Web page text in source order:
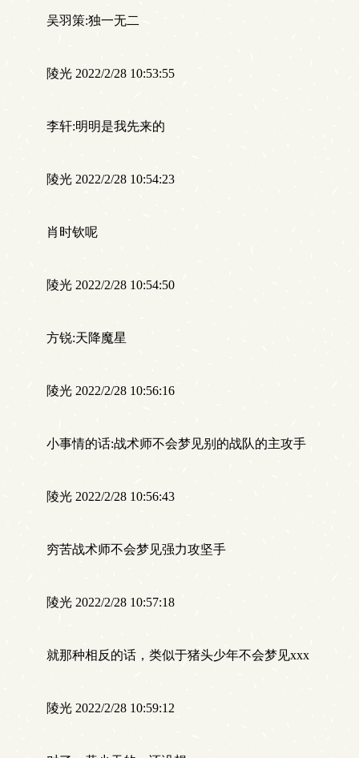
吴羽策:独一无二
陵光 2022/2/28 10:53:55
李轩:明明是我先来的
陵光 2022/2/28 10:54:23
肖时钦呢
陵光 2022/2/28 10:54:50
方锐:天降魔星
陵光 2022/2/28 10:56:16
小事情的话:战术师不会梦见别的战队的主攻手
陵光 2022/2/28 10:56:43
穷苦战术师不会梦见强力攻坚手
陵光 2022/2/28 10:57:18
就那种相反的话，类似于猪头少年不会梦见xxx
陵光 2022/2/28 10:59:12